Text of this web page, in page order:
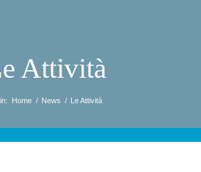
Attività
Home / News / Le Attività